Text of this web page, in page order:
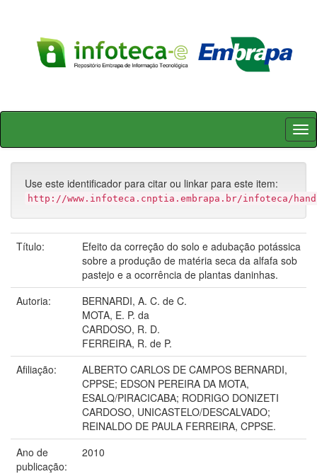
Skip
Use este identificador para citar ou linkar para este item:
http://www.infoteca.cnptia.embrapa.br/infoteca/
Título:
Efeito da correção do solo e adubação potássica
sobre a produção de matéria seca da alfafa sob
pastejo e a ocorrência de plantas daninhas.
Autoria:
BERNARDI, A. C. de C.
MOTA, E. P. da
CARDOSO, R. D.
FERREIRA, R. de P.
Afiliação:
ALBERTO CARLOS DE CAMPOS BERNARDI,
CPPSE; EDSON PEREIRA DA MOTA,
ESALQ/PIRACICABA; RODRIGO DONIZETI
CARDOSO, UNICASTELO/DESCALVADO;
REINALDO DE PAULA FERREIRA, CPPSE.
Ano de
publicação:
2010